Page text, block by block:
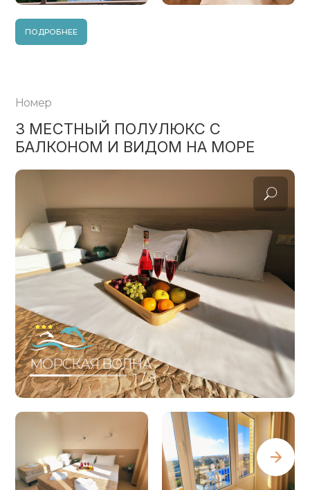
ПОДРОБНЕЕ
Номер
3 МЕСТНЫЙ ПОЛУЛЮКС С
БАЛКОНОМ И ВИДОМ НА МОРЕ
МОРСКАЯ ВОЛНА
1 /8